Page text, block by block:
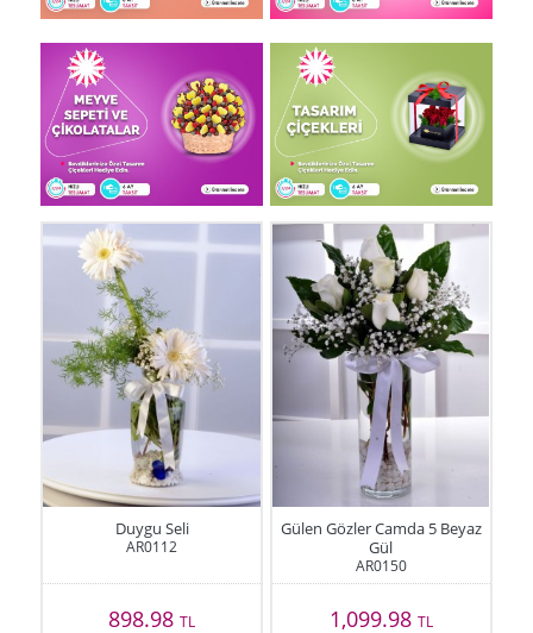
Duygu Seli
AR0112
898.98TL
Gülen Gözler Camda 5 Beyaz
Gül
AR0150
1,099.98 TL